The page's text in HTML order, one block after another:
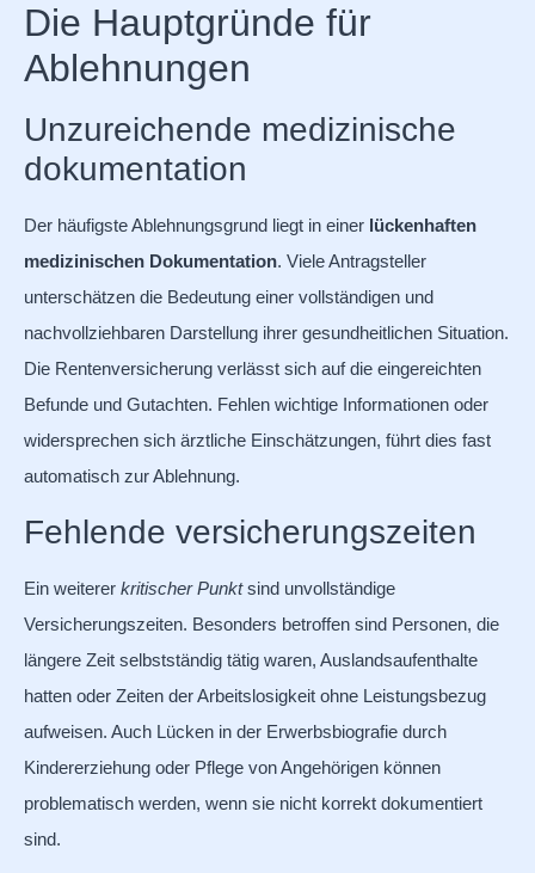
Die Hauptgründe für
Ablehnungen
Unzureichende medizinische
dokumentation
Der häufigste Ablehnungsgrund liegt in einer lückenhaften
medizinischen Dokumentation. Viele Antragsteller
unterschätzen die Bedeutung einer vollständigen und
nachvollziehbaren Darstellung ihrer gesundheitlichen Situation.
Die Rentenversicherung verlässt sich auf die eingereichten
Befunde und Gutachten. Fehlen wichtige Informationen oder
widersprechen sich ärztliche Einschätzungen, führt dies fast
automatisch zur Ablehnung.
Fehlende versicherungszeiten
Ein weiterer kritischer Punktsind unvollständige
Versicherungszeiten. Besonders betroffen sind Personen, die
längere Zeit selbstständig tätig waren, Auslandsaufenthalte
hatten oder Zeiten der Arbeitslosigkeit ohne Leistungsbezug
aufweisen. Auch Lücken in der Erwerbsbiografie durch
Kindererziehung oder Pflege von Angehörigen können
problematisch werden, wenn sie nicht korrekt dokumentiert
sind.